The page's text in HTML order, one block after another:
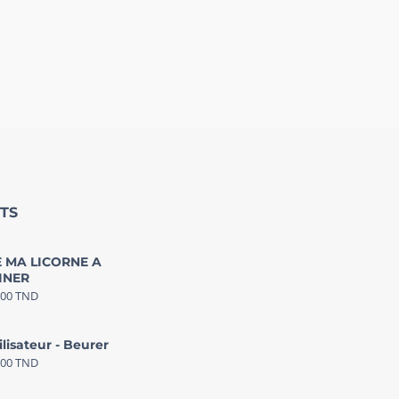
MA LICORNE A
TND
- Beurer
TND